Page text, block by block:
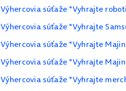
Výhercovia súťaže "Vyhrajte
Výhercovia súťaže "Vyhrajte
Výhercovia súťaže "Vyhrajte
Výhercovia súťaže "Vyhrajte
Výhercovia súťaže "Vyhrajte